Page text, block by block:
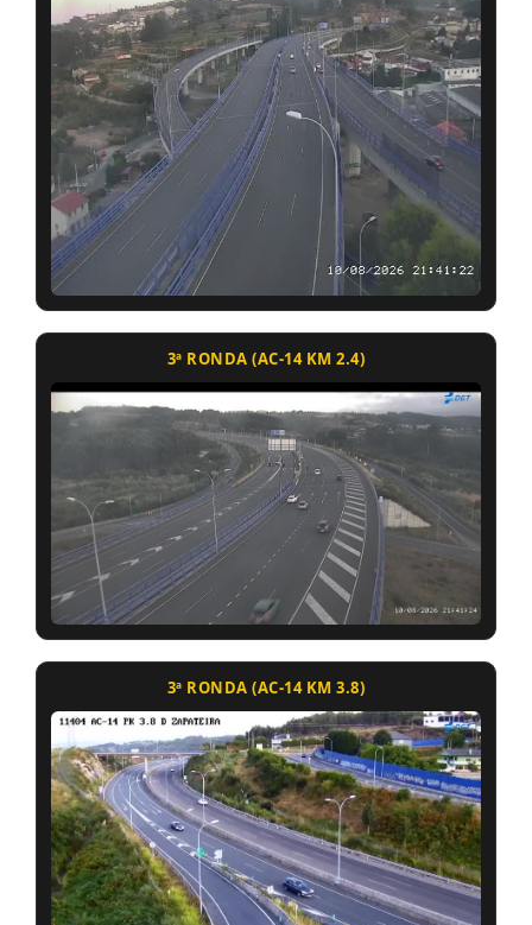
3ª RONDA (AC-14 KM 2.4)
3ª RONDA (AC-14 KM 3.8)